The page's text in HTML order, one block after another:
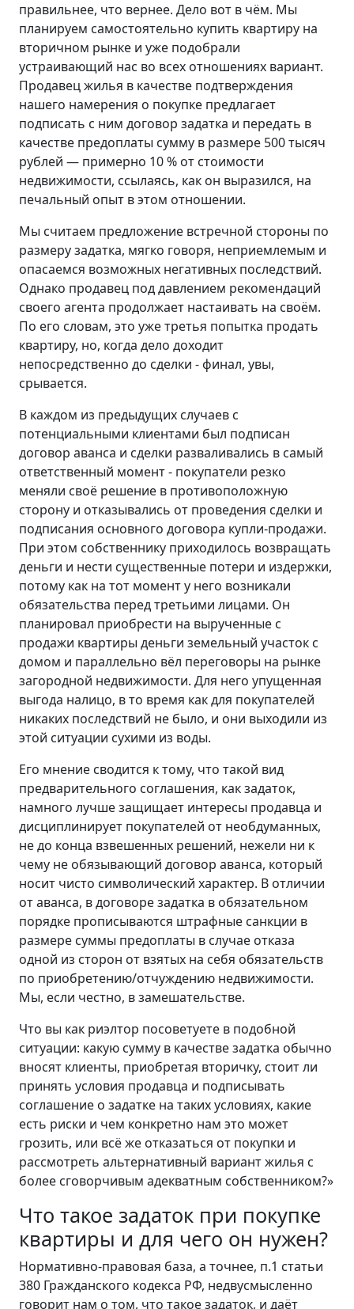
правильнее, что вернее. Дело вот в чём. Мы
планируем самостоятельно купить квартиру на
вторичном рынке и уже подобрали
устраивающий нас во всех отношениях вариант.
Продавец жилья в качестве подтверждения
нашего намерения о покупке предлагает
подписать с ним договор задатка и передать в
качестве предоплаты сумму в размере 500 тысяч
рублей — примерно 10 % от стоимости
недвижимости, ссылаясь, как он выразился, на
печальный опыт в этом отношении.
Мы считаем предложение встречной стороны по
размеру задатка, мягко говоря, неприемлемым и
опасаемся возможных негативных последствий.
Однако продавец под давлением рекомендаций
своего агента продолжает настаивать на своём.
По его словам, это уже третья попытка продать
квартиру, но, когда дело доходит
непосредственно до сделки - финал, увы,
срывается.
В каждом из предыдущих случаев с
потенциальными клиентами был подписан
договор аванса и сделки разваливались в самый
ответственный момент - покупатели резко
меняли своё решение в противоположную
сторону и отказывались от проведения сделки и
подписания основного договора купли-продажи.
При этом собственнику приходилось возвращать
деньги и нести существенные потери и издержки,
потому как на тот момент у него возникали
обязательства перед третьими лицами. Он
планировал приобрести на вырученные с
продажи квартиры деньги земельный участок с
домом и параллельно вёл переговоры на рынке
загородной недвижимости. Для него упущенная
выгода налицо, в то время как для покупателей
никаких последствий не было, и они выходили из
этой ситуации сухими из воды.
Его мнение сводится к тому, что такой вид
предварительного соглашения, как задаток,
намного лучше защищает интересы продавца и
дисциплинирует покупателей от необдуманных,
не до конца взвешенных решений, нежели ни к
чему не обязывающий договор аванса, который
носит чисто символический характер. В отличии
от аванса, в договоре задатка в обязательном
порядке прописываются штрафные санкции в
размере суммы предоплаты в случае отказа
одной из сторон от взятых на себя обязательств
по приобретению/отчуждению недвижимости.
Мы, если честно, в замешательстве.
Что вы как риэлтор посоветуете в подобной
ситуации: какую сумму в качестве задатка обычно
вносят клиенты, приобретая вторичку, стоит ли
принять условия продавца и подписывать
соглашение о задатке на таких условиях, какие
есть риски и чем конкретно нам это может
грозить, или всё же отказаться от покупки и
рассмотреть альтернативный вариант жилья с
более сговорчивым адекватным собственником?»
Что такое задаток при покупке
квартиры и для чего он нужен?
Нормативно-правовая база, а точнее, п.1 статьи
380 Гражданского кодекса РФ, недвусмысленно
говорит нам о том, что такое задаток, и даёт